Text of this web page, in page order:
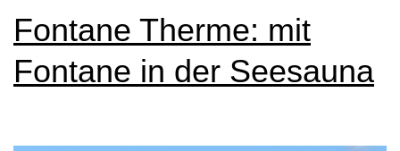
Fontane Therme: mit
Fontane in der Seesauna